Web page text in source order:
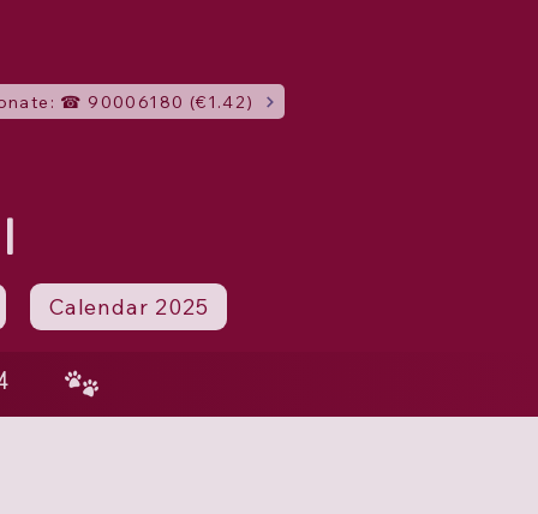
☎ 90006180 (€1.42)
Calendar 2025